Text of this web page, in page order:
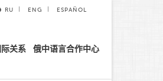
RU ENG ESPAÑOL
际关系 俄中语言合作中心